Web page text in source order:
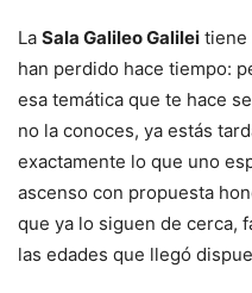
La Sala Galileo Galilei tiene
han perdido hace tiempo:
esa temática que te hace
no la conoces, ya estás
exactamente lo que uno
ascenso con propuesta
que ya lo siguen de cerca,
las edades que llegó